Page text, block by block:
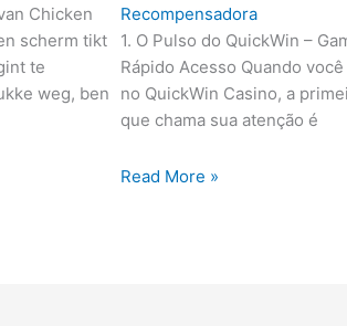
Chicken
scherm tikt
te
weg, ben
Recompensadora
1. O Pulso do QuickWin –
Rápido Acesso Quando
no QuickWin Casino, a
que chama sua atenção é
Read More »